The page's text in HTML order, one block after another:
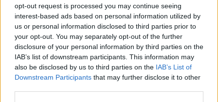
opt-out request is processed you may continue seeing
interest-based ads based on personal information utilized by
us or personal information disclosed to third parties prior to
your opt-out. You may separately opt-out of the further
disclosure of your personal information by third parties on the
IAB’s list of downstream participants. This information may
also be disclosed by us to third parties on the IAB’s List of
Downstream Participants that may further disclose it to other
Commentaires
Pour prolonger le plaisir musical :
Vous aimez chanter, apprenez la guitare chez